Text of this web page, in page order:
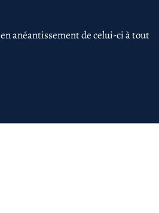
anéantissement de celui-ci à tout